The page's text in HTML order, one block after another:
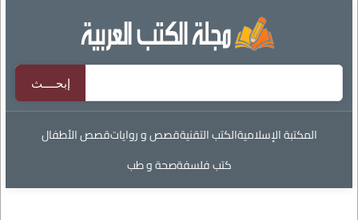
المكتبة الإسلاميةالكتب التقنيةقصص و رواياتقصص الأطفال
كتب فلسفةصحة و طب